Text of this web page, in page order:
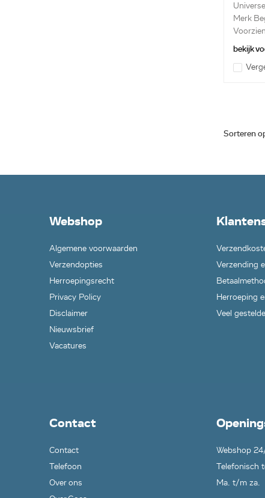
Merk
bekijk
Sorteren
Webshop
Algemene voorwaarden
Verzendopties
Herroepingsrecht
Privacy Policy
Disclaimer
Nieuwsbrief
Vacatures
Verzending
Herroeping
Veel
Contact
Contact
Telefoon
Over ons
Webshop
Telefonisch
Ma. t/m za.